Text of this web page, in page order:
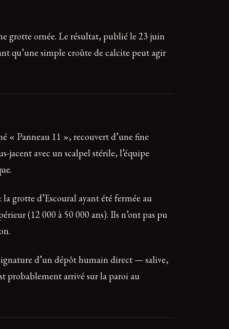
grotte ornée. Le résultat, publié le 23 juin
qu’une simple croûte de calcite peut agir
« Panneau 11 », recouvert d’une fine
jacent avec un scalpel stérile, l’équipe
grotte d’Escoural ayant été fermée au
(12 000 à 50 000 ans). Ils n’ont pas pu
d’un dépôt humain direct — salive,
probablement arrivé sur la paroi au